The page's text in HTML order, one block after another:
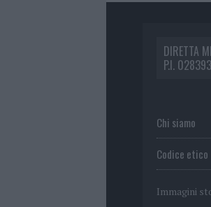
DIRETTA
P.I.
Chi siamo
Codice etico
Immagini